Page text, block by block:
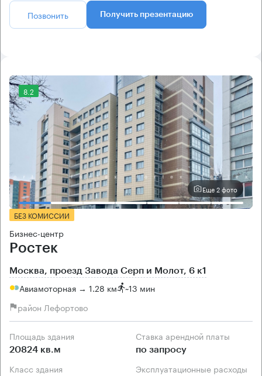
Позвонить Получить презентацию
8.2
Еще 2 фото
БЕЗ КОМИССИИ
Бизнес-центр
Ростек
Москва, проезд Завода Серп и Молот, 6 к1
Авиамоторная → 1.28 км ~13 мин
район Лефортово
Площадь здания
20824 кв.м
Ставка арендной платы
по запросу
Класс здания Эксплуатационные расходы